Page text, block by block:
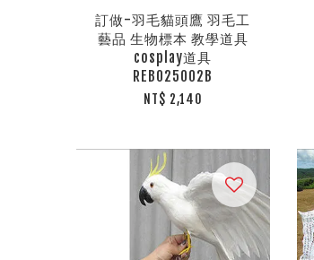
訂做-羽毛貓頭鷹 羽毛工
藝品 生物標本 教學道具
cosplay道具
REB025002B
NT$ 2,140